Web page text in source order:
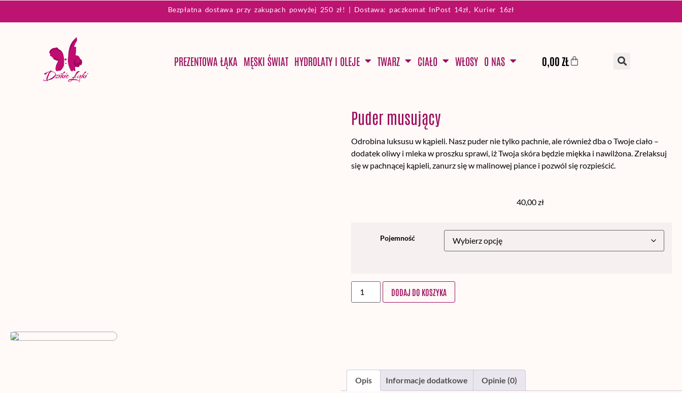
Bezpłatna dostawa przy zakupach powyżej 250 zł! | Dostawa: paczkomat InPost 14zł, Kurier 16zł
PREZENTOWA ŁĄKA MĘSKI ŚWIAT HYDROLATY I OLEJE TWARZ CIAŁO WŁOSY O NAS 0,00 ZŁ
Puder musujący
Odrobina luksusu w kąpieli. Nasz puder nie tylko pachnie, ale również dba o Twoje ciało –
dodatek oliwy i mleka w proszku sprawi, iż Twoja skóra będzie miękka i nawilżona. Zrelaksuj
się w pachnącej kąpieli, zanurz się w malinowej piance i pozwól się rozpieścić.
40,00zł
Pojemność
DODAJ DO KOSZYKA
Opis Informacje dodatkowe Opinie (0)